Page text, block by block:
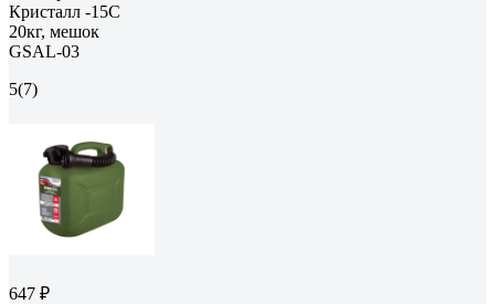
Кристалл -15C
20кг, мешок
GSAL-03
5(7)
647 ₽